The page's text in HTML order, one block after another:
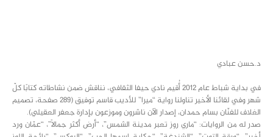
د.حسن عبادي
في بداية شباط عام 2012 أُقيم نادي حيفا الثقافي، نناقش ضمن نشاطاته كتابًا كلّ
شهر وفي لقائنا الأخير تناولنا رواية “ميرا” للأديب قاسم توفيق (289 صفحة، تصميم
الغلاف للفنّان بسام حمدان، إصدار الآن ناشرون وموزعون بإدارة جعفر العقيلي).
صدر له من الروايات: “ماري روز تعبر مدينة الشمس”، “أرض أكثر جمالاً”، “عمّان ورد